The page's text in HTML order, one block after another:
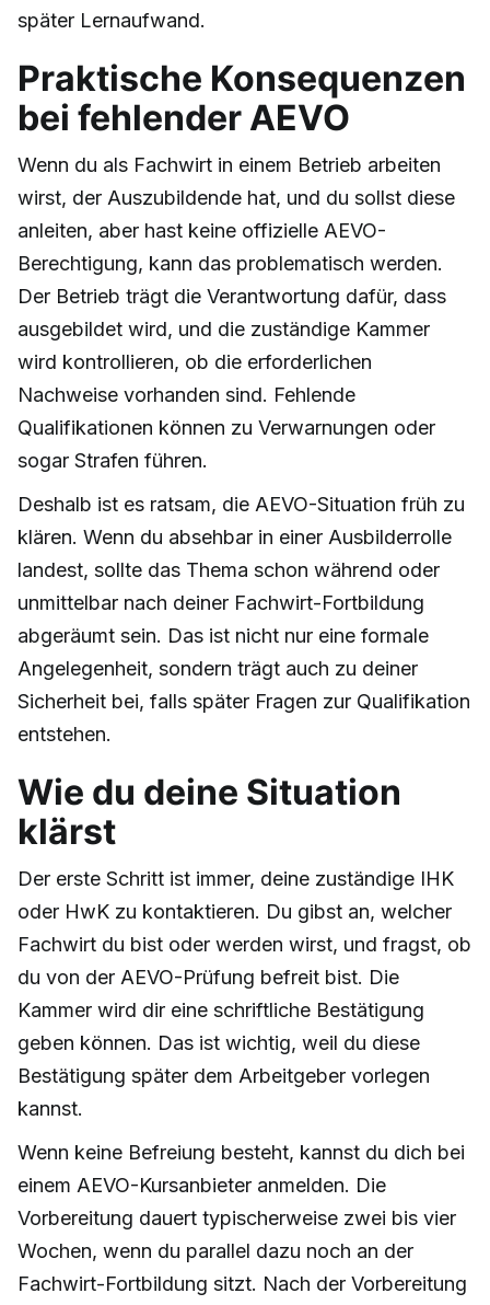
später Lernaufwand.
Praktische Konsequenzen
bei fehlender AEVO
Wenn du als Fachwirt in einem Betrieb arbeiten
wirst, der Auszubildende hat, und du sollst diese
anleiten, aber hast keine offizielle AEVO-
Berechtigung, kann das problematisch werden.
Der Betrieb trägt die Verantwortung dafür, dass
ausgebildet wird, und die zuständige Kammer
wird kontrollieren, ob die erforderlichen
Nachweise vorhanden sind. Fehlende
Qualifikationen können zu Verwarnungen oder
sogar Strafen führen.
Deshalb ist es ratsam, die AEVO-Situation früh zu
klären. Wenn du absehbar in einer Ausbilderrolle
landest, sollte das Thema schon während oder
unmittelbar nach deiner Fachwirt-Fortbildung
abgeräumt sein. Das ist nicht nur eine formale
Angelegenheit, sondern trägt auch zu deiner
Sicherheit bei, falls später Fragen zur Qualifikation
entstehen.
Wie du deine Situation
klärst
Der erste Schritt ist immer, deine zuständige IHK
oder HwK zu kontaktieren. Du gibst an, welcher
Fachwirt du bist oder werden wirst, und fragst, ob
du von der AEVO-Prüfung befreit bist. Die
Kammer wird dir eine schriftliche Bestätigung
geben können. Das ist wichtig, weil du diese
Bestätigung später dem Arbeitgeber vorlegen
kannst.
Wenn keine Befreiung besteht, kannst du dich bei
einem AEVO-Kursanbieter anmelden. Die
Vorbereitung dauert typischerweise zwei bis vier
Wochen, wenn du parallel dazu noch an der
Fachwirt-Fortbildung sitzt. Nach der Vorbereitung